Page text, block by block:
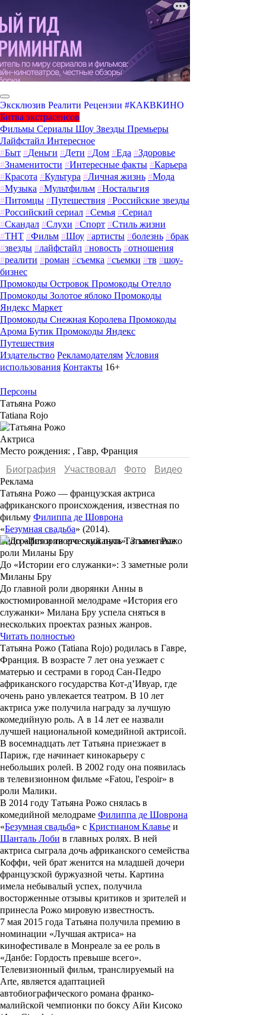
Эксклюзив Реалити Рецензии #КАКВКИНО
Битва экстрасенсов
Фильмы Сериалы Шоу Звезды Премьеры
Лайфстайл Интересное
#Быт #Деньги #Дети #Дом #Еда #Здоровье
#Знаменитости #Интересные факты #Карьера
#Красота #Культура #Личная жизнь #Мода
#Музыка #Мультфильм #Ностальгия
#Питомцы #Путешествия #Российские звезды
#Российский сериал #Семья #Сериал
#Скандал #Слухи #Спорт #Стиль жизни
#ТНТ #Фильм #Шоу #артисты #болезнь #брак
#звезды #лайфстайл #новость #отношения
#реалити #роман #съемка #съемки #тв #шоу-
бизнес
Промокоды Островок Промокоды Отелло
Промокоды Золотое яблоко Промокоды
Яндекс Маркет
Промокоды Снежная Королева Промокоды
Арома Бутик Промокоды Яндекс
Путешествия
Издательство Рекламодателям Условия
использования Контакты 16+
Персоны
Татьяна Рожо
Tatiana Rojo
Актриса
Место рождения: , Гавр, Франция
Биография
Участвовал Фото
Видеo
Реклама
Татьяна Рожо — французская актриса
африканского происхождения, известная по
фильму Филиппа де Шоврона
«Безумная свадьба» (2014).
Биография и творческий путь Татьяны Рожо
До «Истории его служанки»: 3 заметные роли
Миланы Бру
До главной роли дворянки Анны в
костюмированной мелодраме «История его
служанки» Милана Бру успела сняться в
нескольких проектах разных жанров.
Читать полностью
Татьяна Рожо (Tatiana Rojo) родилась в Гавре,
Франция. В возрасте 7 лет она уезжает с
матерью и сестрами в город Сан-Педро
африканского государства Кот-д’Ивуар, где
очень рано увлекается театром. В 10 лет
актриса уже получила награду за лучшую
комедийную роль. А в 14 лет ее назвали
лучшей национальной комедийной актрисой.
В восемнадцать лет Татьяна приезжает в
Париж, где начинает кинокарьеру с
небольших ролей. В 2002 году она появилась
в телевизионном фильме «Fatou, l'espoir» в
роли Малики.
В 2014 году Татьяна Рожо снялась в
комедийной мелодраме Филиппа де Шоврона
«Безумная свадьба» с Кристианом Клавье и
Шанталь Лоби в главных ролях. В ней
актриса сыграла дочь африканского семейства
Коффи, чей брат женится на младшей дочери
французской буржуазной четы. Картина
имела небывалый успех, получила
восторженные отзывы критиков и зрителей и
принесла Рожо мировую известность.
7 мая 2015 года Татьяна получила премию в
номинации «Лучшая актриса» на
кинофестивале в Монреале за ее роль в
«Данбе: Гордость превыше всего».
Телевизионный фильм, транслируемый на
Arte, является адаптацией
автобиографического романа франко-
малийской чемпионки по боксу Айи Кисоко